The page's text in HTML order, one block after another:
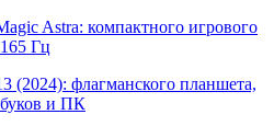
Astra: компактного игрового
Гц
(2024): флагманского планшета,
и ПК